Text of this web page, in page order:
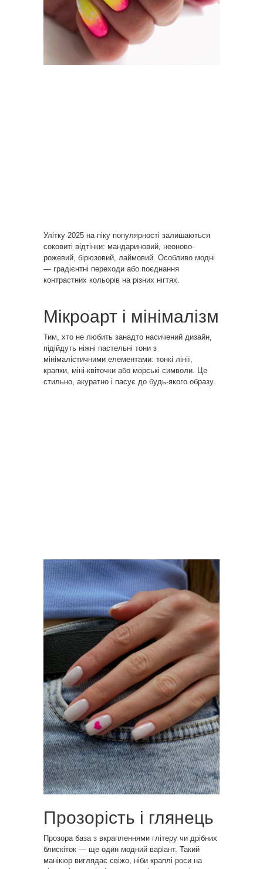
Улітку 2025 на піку популярності залишаються
соковиті відтінки: мандариновий, неоново-
рожевий, бірюзовий, лаймовий. Особливо модні
— градієнтні переходи або поєднання
контрастних кольорів на різних нігтях.
Мікроарт і мінімалізм
Тим, хто не любить занадто насичений дизайн,
підійдуть ніжні пастельні тони з
мінімалістичними елементами: тонкі лінії,
крапки, міні-квіточки або морські символи. Це
стильно, акуратно і пасує до будь-якого образу.
Прозорість і глянець
Прозора база з вкрапленнями глітеру чи дрібних
блискіток — ще один модний варіант. Такий
манікюр виглядає свіжо, ніби краплі роси на